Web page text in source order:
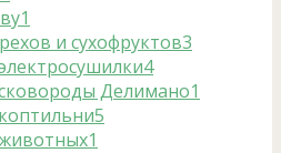
1
и сухофруктов3
4
Делимано1
5
1